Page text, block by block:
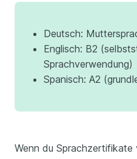
Deutsch:
Englisch: B2
Sprachverwendung)
Spanisch: A2
Wenn du